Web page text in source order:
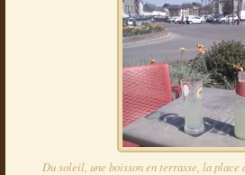
Du soleil, une boisson en terrasse, la